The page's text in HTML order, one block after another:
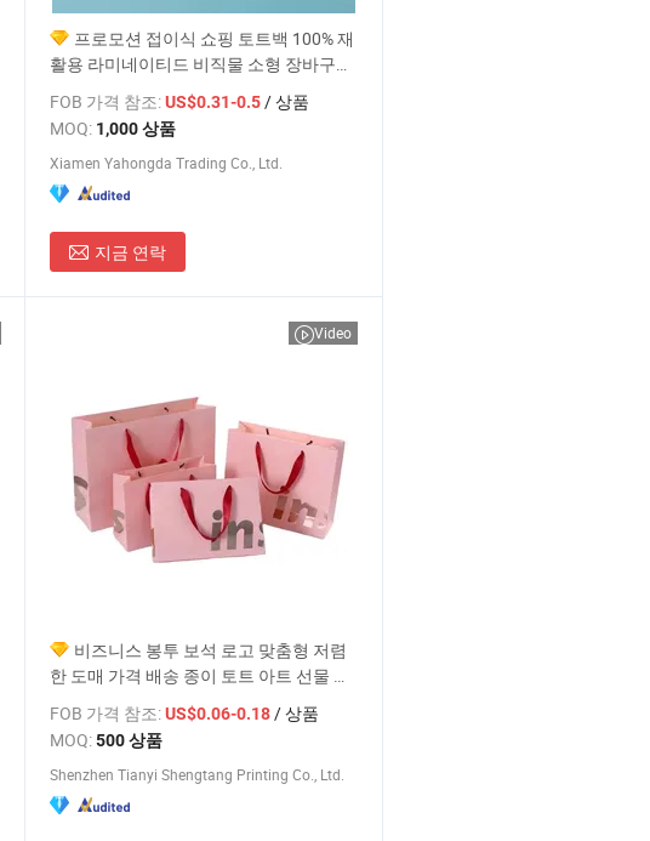
프로모션 접이식 쇼핑 토트백 100% 재
활용 라미네이티드 비직물 소형 장바구니
도매 가격 PP 비직물 재사용 가능한 선물
가방 낮은 최소 주문 수량
FOB 가격 참조:US$0.31-0.5/ 상품
MOQ: 1,000 상품
Xiamen Yahongda Trading Co., Ltd.
지금 연락
Video
비즈니스 봉투 보석 로고 맞춤형 저렴
한 도매 가격 배송 종이 토트 아트 선물 가
방 핸들 포함
FOB 가격 참조:US$0.06-0.18/ 상품
MOQ:500 상품
Shenzhen Tianyi Shengtang Printing Co., Ltd.